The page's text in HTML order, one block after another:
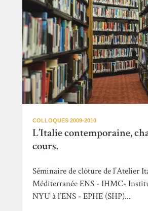
COLLOQUES 2009-2010
L’Italie contemporaine,
cours.
Séminaire de clôture de l’Atelier
Méditerranée ENS - IHMC-
NYU à l’ENS - EPHE (SHP)...